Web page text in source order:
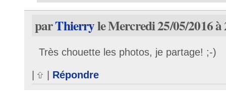
parThierryle Mercredi 25/05/2016 à
Très chouette les photos, je partage! ;-)
Répondre